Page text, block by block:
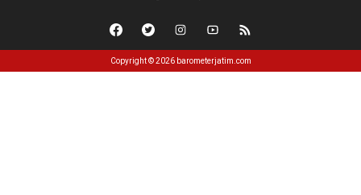
Copyright © 2026 barometerjatim.com